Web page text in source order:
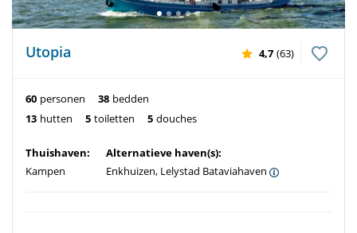
Utopia 4,7 (63)
60 personen 38 bedden
13 hutten 5 toiletten 5 douches
Thuishaven:
Kampen
Alternatieve haven(s):
Enkhuizen, Lelystad Bataviahaven